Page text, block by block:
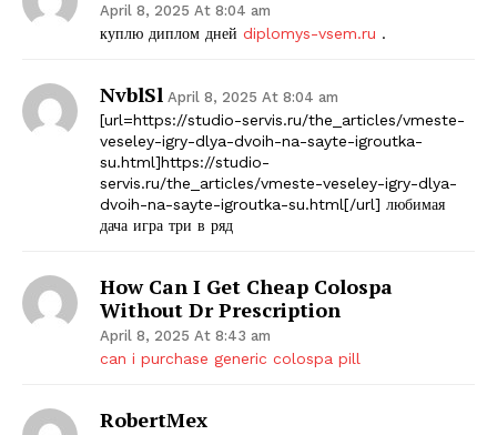
April 8, 2025 At 8:04 am
куплю диплом дней diplomys-vsem.ru .
NvblSl April 8, 2025 At 8:04 am
[url=https://studio-servis.ru/the_articles/vmeste-
veseley-igry-dlya-dvoih-na-sayte-igroutka-
su.html]https://studio-
servis.ru/the_articles/vmeste-veseley-igry-dlya-
dvoih-na-sayte-igroutka-su.html[/url] любимая
дача игра три в ряд
How Can I Get Cheap Colospa
Without Dr Prescription
April 8, 2025 At 8:43 am
can i purchase generic colospa pill
RobertMex